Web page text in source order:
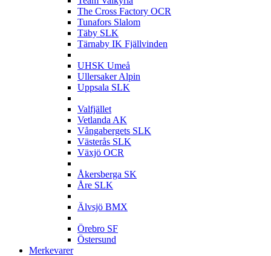
The Cross Factory OCR
Tunafors Slalom
Täby SLK
Tärnaby IK Fjällvinden
UHSK Umeå
Ullersaker Alpin
Uppsala SLK
Valfjället
Vetlanda AK
Vångabergets SLK
Västerås SLK
Växjö OCR
Åkersberga SK
Åre SLK
Älvsjö BMX
Örebro SF
Östersund
Merkevarer